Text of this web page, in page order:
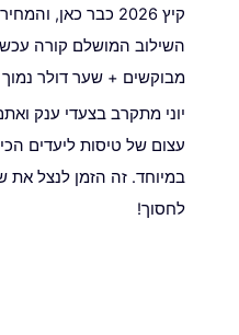
קיץ 2026 כבר כאן,
השילוב המושלם קורה
מבוקשים + שער דולר
יוני מתקרב בצעדי ענק
עצום של טיסות ליעדים
במיוחד. זה הזמן לנצל את
לחסוך!